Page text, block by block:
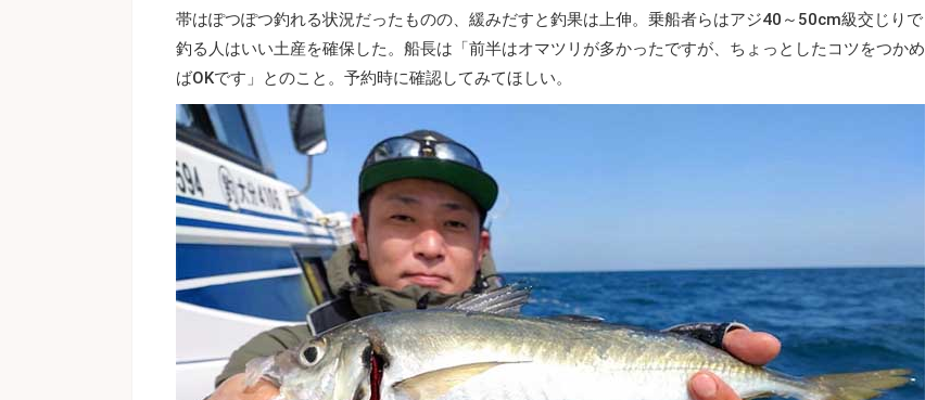
帯はぽつぽつ釣れる状況だったものの、緩みだすと釣果は上伸。乗船者らはアジ40～50cm級交じりで
釣る人はいい土産を確保した。船長は「前半はオマツリが多かったですが、ちょっとしたコツをつかめ
ばOKです」とのこと。予約時に確認してみてほしい。